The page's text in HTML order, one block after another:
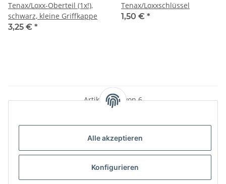
Alle akzeptieren
Konfigurieren
Tenax/Loxx-Oberteil (1x!),
schwarz, kleine Griffkappe
3,25 € *
Tenax/Loxxschlüssel
1,50 € *
Artikel 1 - 6 von 6
Kategorien
Informationen